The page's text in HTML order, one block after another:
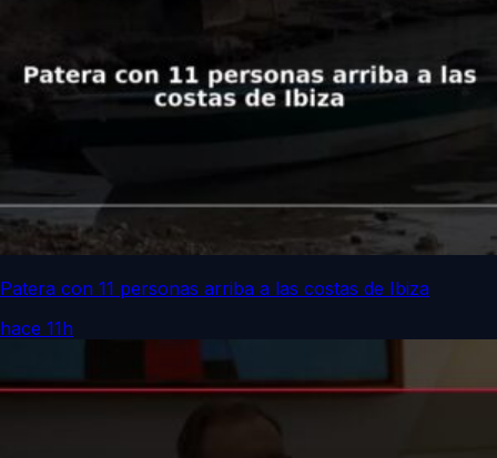
Patera con 11 personas arriba a las costas de Ibiza
hace 11h